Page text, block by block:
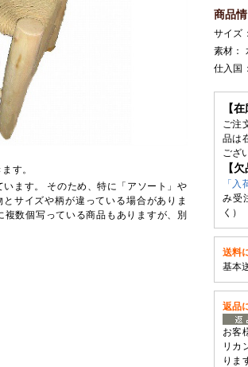
す。
ます。 そのため、特に「アソート」や
サイズや柄が違っている場合がありま
数個写っている商品もありますが、別
商品
サイズ
素材：
仕入国
【
ご注
品は
ござ
【
「入
み受
く）
送料
基本
返品
お客
リカ
りま